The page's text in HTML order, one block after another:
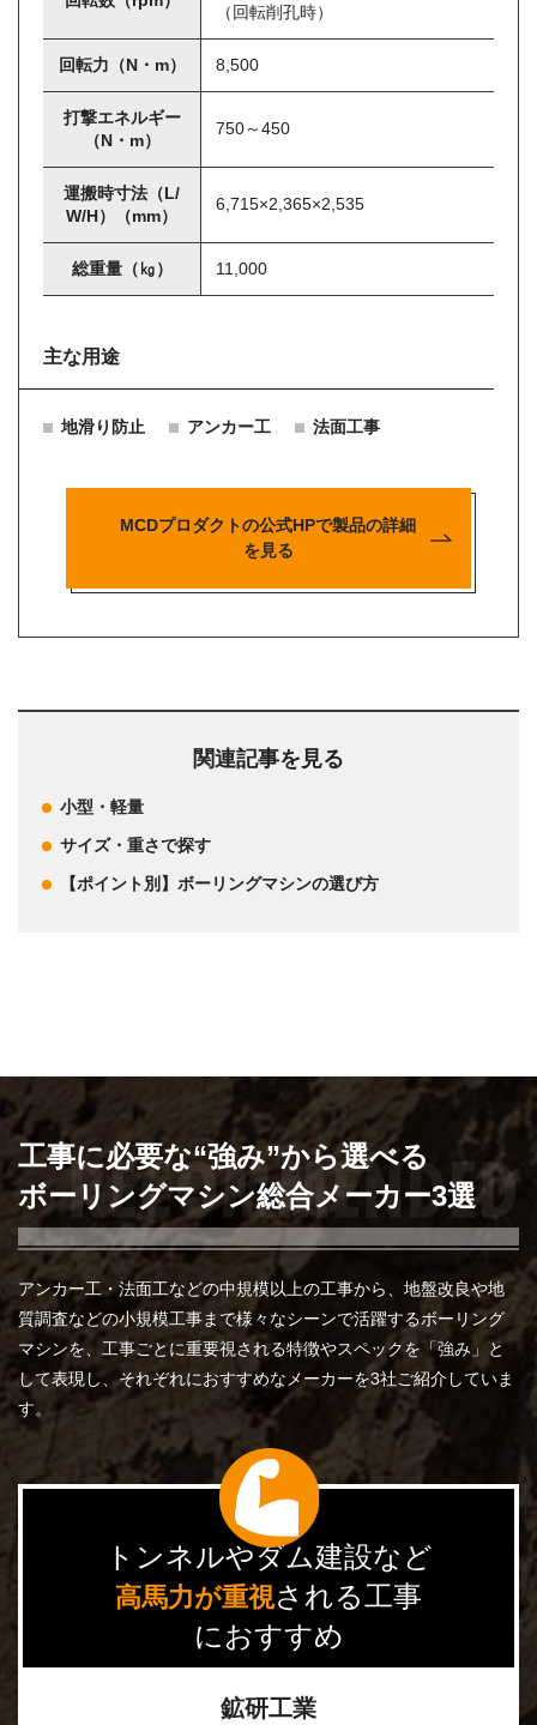
（回転削孔時）
回転力（N・m） 8,500
打撃エネルギー
（N・m）
750～450
運搬時寸法（L/
W/H）（mm）
6,715×2,365×2,535
総重量（㎏） 11,000
主な用途
地滑り防止 アンカー工 法面工事
MCDプロダクトの公式HPで製品の詳細
を見る
関連記事を見る
小型・軽量
サイズ・重さで探す
【ポイント別】ボーリングマシンの選び方
工事に必要な“強み”から選べる
ボーリングマシン総合メーカー3選
アンカー工・法面工などの中規模以上の工事から、地盤改良や地
質調査などの小規模工事まで様々なシーンで活躍するボーリング
マシンを、工事ごとに重要視される特徴やスペックを「強み」と
して表現し、それぞれにおすすめなメーカーを3社ご紹介していま
す。
トンネルやダム建設など
高馬力が重視される工事
におすすめ
鉱研工業